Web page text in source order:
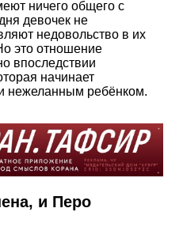
ничего общего с
девочек не
недовольство в их
это отношение
впоследствии
начинает
нежеланным ребёнком.
и Перо